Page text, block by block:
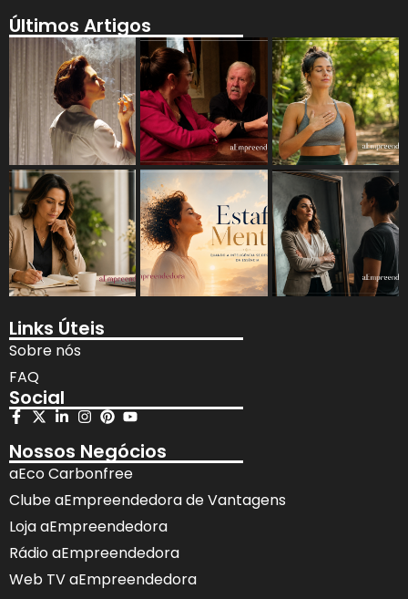
Últimos Artigos
Links Úteis
Sobre nós
FAQ
Social
Nossos Negócios
aEco Carbonfree
Clube aEmpreendedora de Vantagens
Loja aEmpreendedora
Rádio aEmpreendedora
Web TV aEmpreendedora